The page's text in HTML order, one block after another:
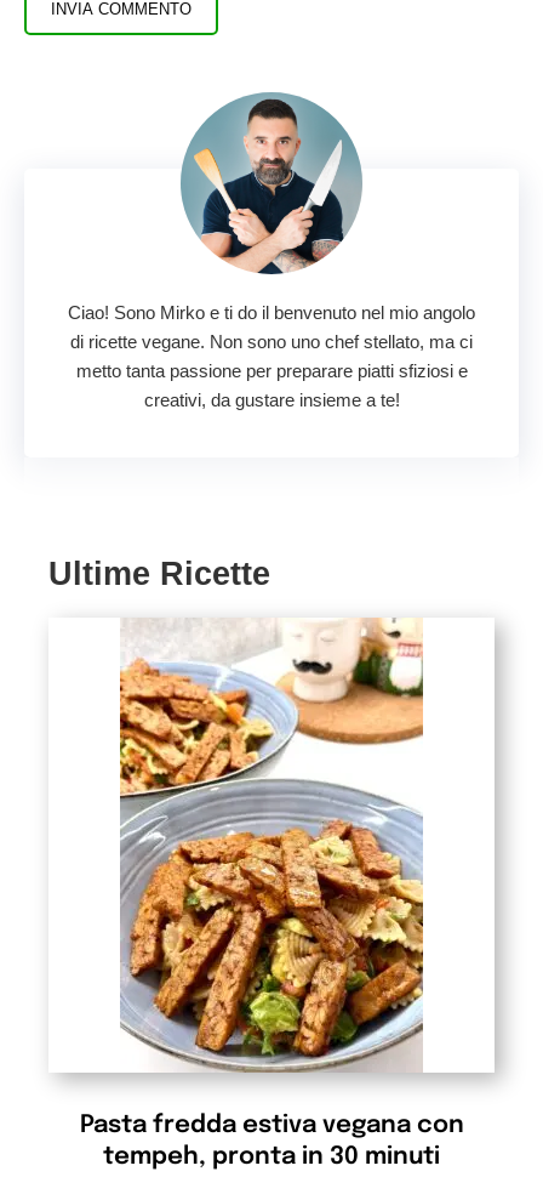
Ciao! Sono Mirko e ti do il benvenuto nel mio angolo
di ricette vegane. Non sono uno chef stellato, ma ci
metto tanta passione per preparare piatti sfiziosi e
creativi, da gustare insieme a te!
Ultime Ricette
Pasta fredda estiva vegana con
tempeh, pronta in 30 minuti